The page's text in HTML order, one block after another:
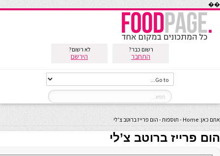
��
רשום כבר?
התחבר
לא רשום?
הירשם
אתם כאן: Home
- תוספות- הום פרייז ברוטב צ’לי
הום פרייז ברוטב צ’לי